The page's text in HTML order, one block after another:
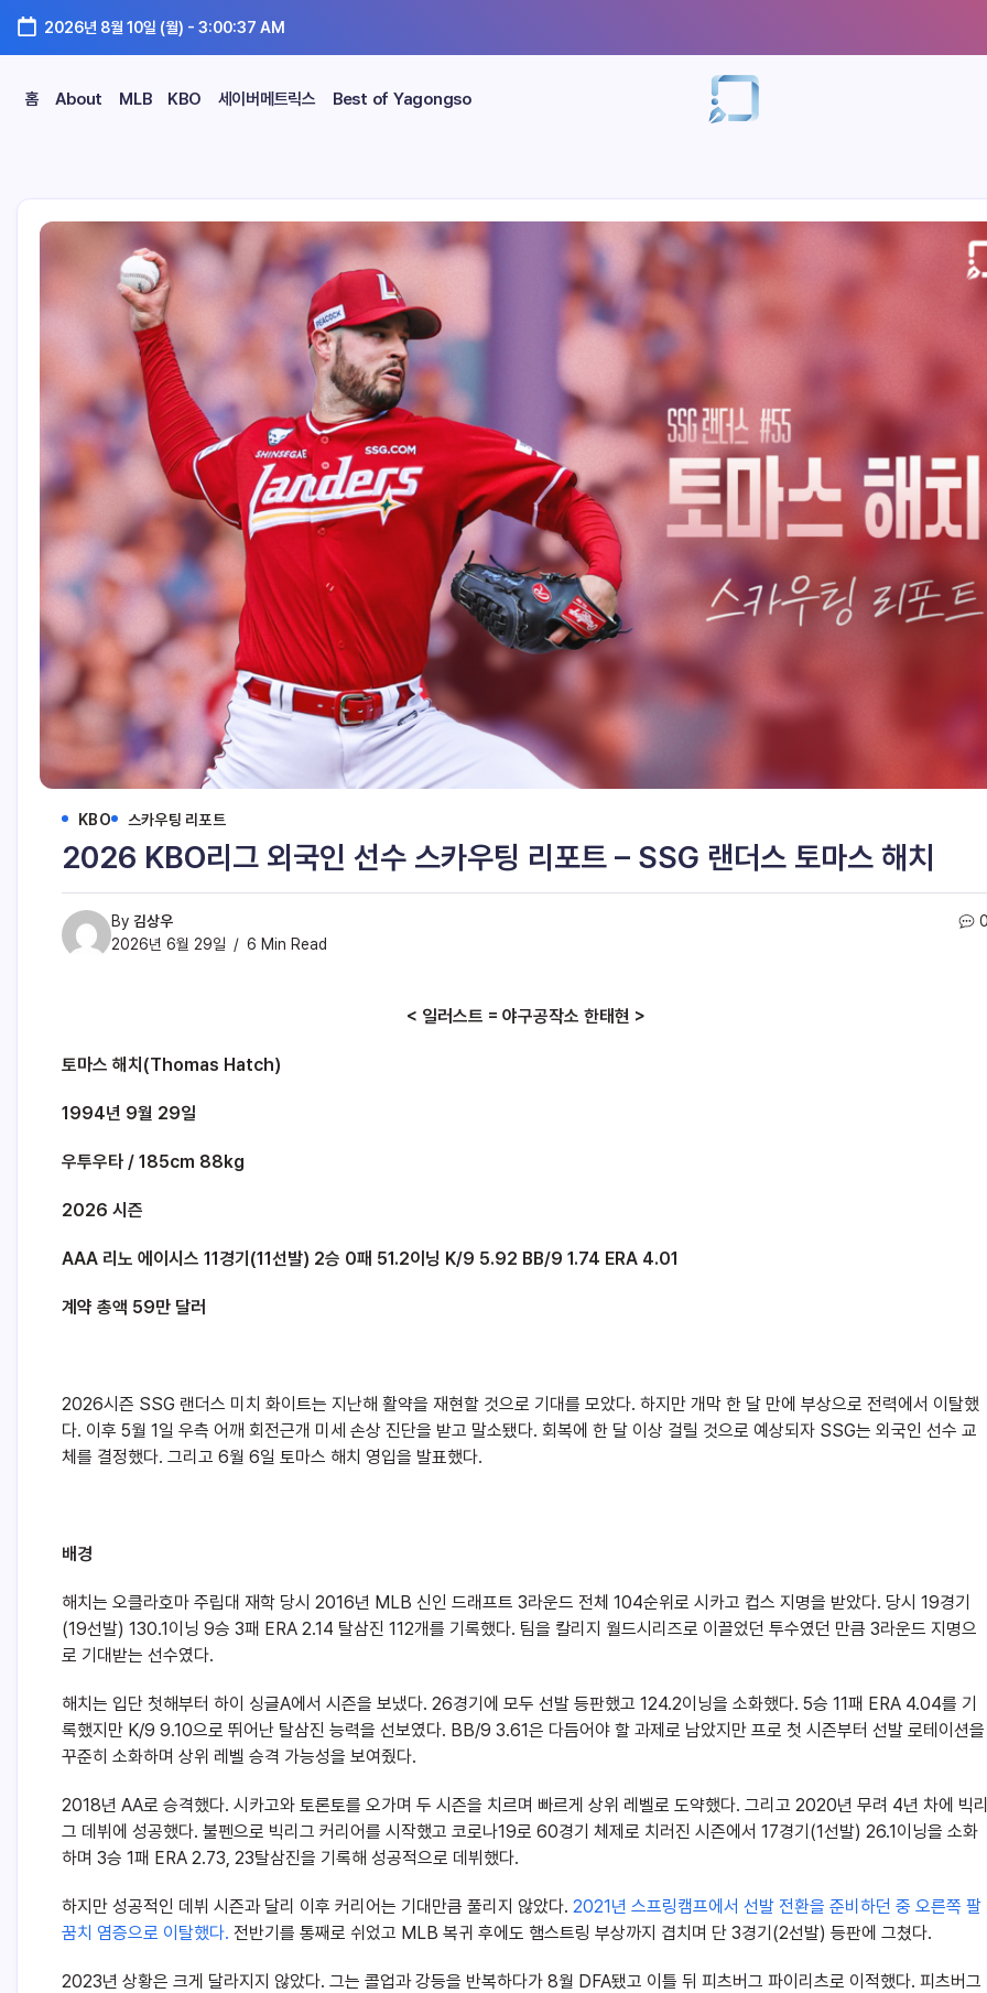
2026년 8월 10일 (월) - 3:00:38 AM
홈 About MLB KBO 세이버메트릭스 Best of Yagongso
KBO 스카우팅 리포트
2026 KBO리그 외국인 선수 스카우팅 리포트 – SSG 랜더스 토마스 해치
By 김상우
2026년 6월 29일
6 Min Read
< 일러스트 = 야구공작소 한태현 >
토마스 해치(Thomas Hatch)
1994년 9월 29일
우투우타 / 185cm 88kg
2026 시즌
AAA 리노 에이시스 11경기(11선발) 2승 0패 51.2이닝 K/9 5.92 BB/9 1.74 ERA 4.01
계약 총액 59만 달러
2026시즌 SSG 랜더스 미치 화이트는 지난해 활약을 재현할 것으로 기대를 모았다. 하지만 개막 한 달 만에 부상으로 전력에서 이탈했
다. 이후 5월 1일 우측 어깨 회전근개 미세 손상 진단을 받고 말소됐다. 회복에 한 달 이상 걸릴 것으로 예상되자 SSG는 외국인 선수 교
체를 결정했다. 그리고 6월 6일 토마스 해치 영입을 발표했다.
배경
해치는 오클라호마 주립대 재학 당시 2016년 MLB 신인 드래프트 3라운드 전체 104순위로 시카고 컵스 지명을 받았다. 당시 19경기
(19선발) 130.1이닝 9승 3패 ERA 2.14 탈삼진 112개를 기록했다. 팀을 칼리지 월드시리즈로 이끌었던 투수였던 만큼 3라운드 지명으
로 기대받는 선수였다.
해치는 입단 첫해부터 하이 싱글A에서 시즌을 보냈다. 26경기에 모두 선발 등판했고 124.2이닝을 소화했다. 5승 11패 ERA 4.04를 기
록했지만 K/9 9.10으로 뛰어난 탈삼진 능력을 선보였다. BB/9 3.61은 다듬어야 할 과제로 남았지만 프로 첫 시즌부터 선발 로테이션을
꾸준히 소화하며 상위 레벨 승격 가능성을 보여줬다.
2018년 AA로 승격했다. 시카고와 토론토를 오가며 두 시즌을 치르며 빠르게 상위 레벨로 도약했다. 그리고 2020년 무려 4년 차에 빅
그 데뷔에 성공했다. 불펜으로 빅리그 커리어를 시작했고 코로나19로 60경기 체제로 치러진 시즌에서 17경기(1선발) 26.1이닝을 소화
하며 3승 1패 ERA 2.73, 23탈삼진을 기록해 성공적으로 데뷔했다.
하지만 성공적인 데뷔 시즌과 달리 이후 커리어는 기대만큼 풀리지 않았다. 2021년 스프링캠프에서 선발 전환을 준비하던 중 오른쪽 팔
꿈치 염증으로 이탈했다. 전반기를 통째로 쉬었고 MLB 복귀 후에도 햄스트링 부상까지 겹치며 단 3경기(2선발) 등판에 그쳤다.
2023년 상황은 크게 달라지지 않았다. 그는 콜업과 강등을 반복하다가 8월 DFA됐고 이틀 뒤 피츠버그 파이리츠로 이적했다. 피츠버그